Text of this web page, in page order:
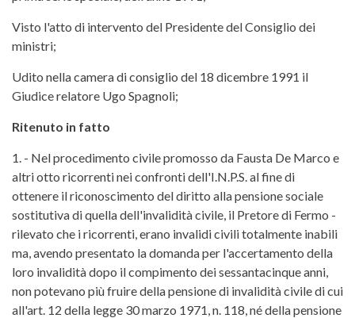
Visto l'atto di intervento del Presidente del Consiglio dei
ministri;
Udito nella camera di consiglio del 18 dicembre 1991 il
Giudice relatore Ugo Spagnoli;
Ritenuto in fatto
1. - Nel procedimento civile promosso da Fausta De Marco e
altri otto ricorrenti nei confronti dell'I.N.P.S. al fine di
ottenere il riconoscimento del diritto alla pensione sociale
sostitutiva di quella dell'invalidità civile, il Pretore di Fermo -
rilevato che i ricorrenti, erano invalidi civili totalmente inabili
ma, avendo presentato la domanda per l'accertamento della
loro invalidità dopo il compimento dei sessantacinque anni,
non potevano più fruire della pensione di invalidità civile di cui
all'art. 12 della legge 30 marzo 1971, n. 118, né della pensione